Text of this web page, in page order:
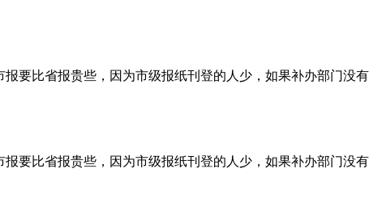
要比省报贵些，因为市级报纸刊登的人少，如果补办部门没有
要比省报贵些，因为市级报纸刊登的人少，如果补办部门没有